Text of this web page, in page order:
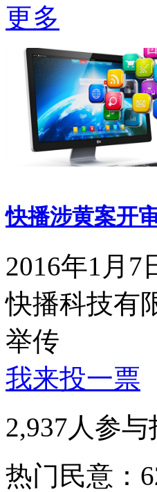
更多
快播涉黄案开
2016年1月
快播科技有
举传
我来投一票
2,937人参与
热门民意：